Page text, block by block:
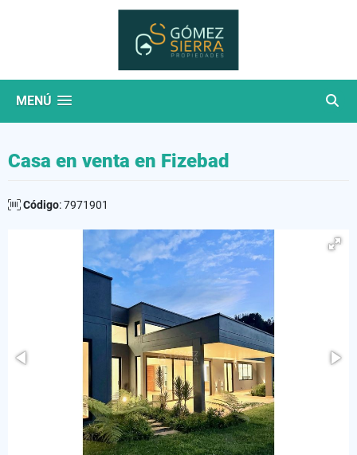
MENÚ
Casa en venta en Fizebad
Código: 7971901